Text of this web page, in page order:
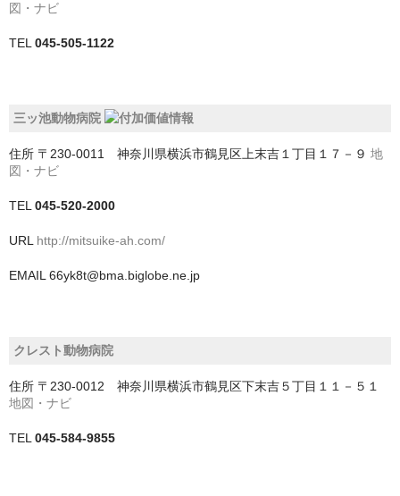
旭市
松戸市
柏市
流山市
浦安市
白井市
船橋市
茂原市
図・ナビ
TEL 045-505-1122
三ッ池動物病院
住所 〒230-0011 神奈川県横浜市鶴見区上末吉１丁目１７－９ 地
図・ナビ
TEL 045-520-2000
URL http://mitsuike-ah.com/
EMAIL66yk8t@bma.biglobe.ne.jp
クレスト動物病院
住所 〒230-0012 神奈川県横浜市鶴見区下末吉５丁目１１－５１
地図・ナビ
TEL 045-584-9855